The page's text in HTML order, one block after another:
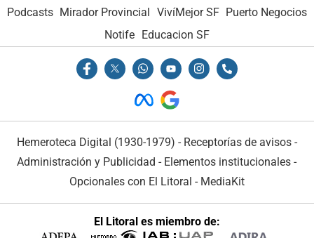
Podcasts Mirador Provincial VivíMejor SF Puerto Negocios
Notife Educacion SF
Hemeroteca Digital (1930-1979) - Receptorías de avisos -
Administración y Publicidad - Elementos institucionales -
Opcionales con El Litoral - MediaKit
El Litoral es miembro de: